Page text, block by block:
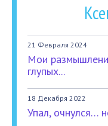
21 Февраля 2024
Мои
глупых...
18 Декабря 2022
Упал, очнулся…